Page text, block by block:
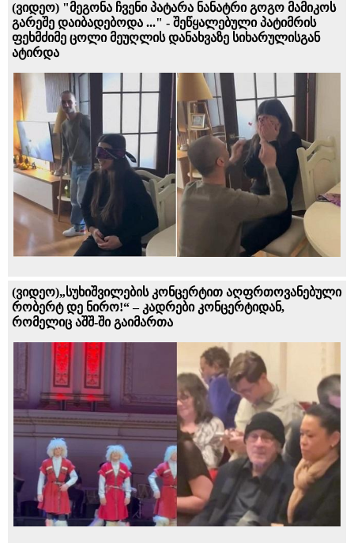
(ვიდეო) "მეგონა ჩვენი პატარა ნანატრი გოგო მამიკოს
გარეშე დაიბადებოდა ..." - შეწყალებული პატიმრის
ფეხმძიმე ცოლი მეუღლის დანახვაზე სიხარულისგან
ატირდა
(ვიდეო)„სუხიშვილების კონცერტით აღფრთოვანებული
რობერტ დე ნირო!“ – კადრები კონცერტიდან,
რომელიც აშშ-ში გაიმართა